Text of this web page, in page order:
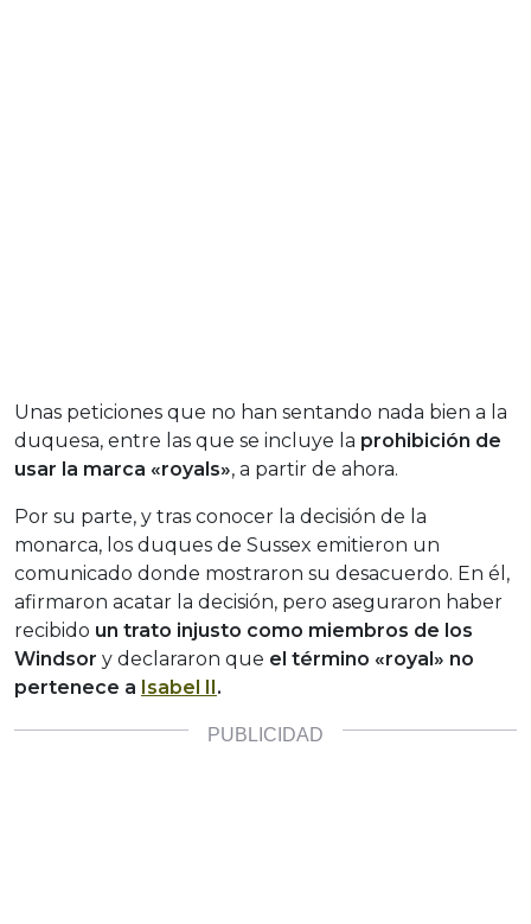
Unas peticiones que no han sentando nada bien a la
duquesa, entre las que se incluye la prohibición de
usar la marca «royals», a partir de ahora.
Por su parte, y tras conocer la decisión de la
monarca, los duques de Sussex emitieron un
comunicado donde mostraron su desacuerdo. En él,
afirmaron acatar la decisión, pero aseguraron haber
recibido un trato injusto como miembros de los
Windsor y declararon que el término «royal» no
pertenece a Isabel II.